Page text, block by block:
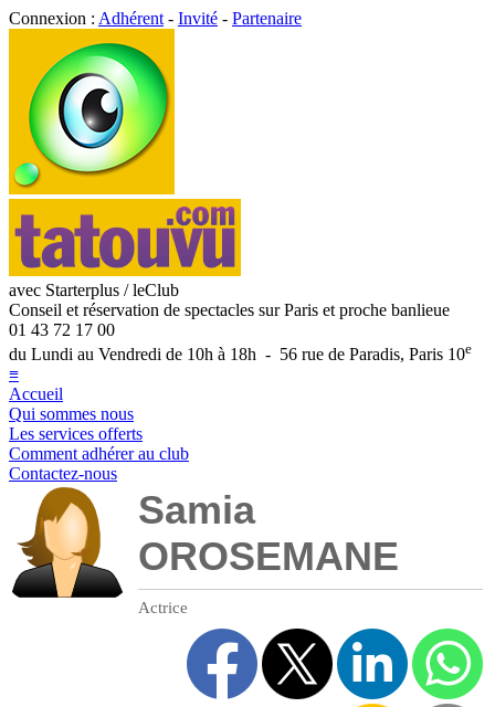
Connexion : Adhérent - Invité - Partenaire
avec Starterplus / leClub
Conseil et réservation de spectacles sur Paris et proche banlieue
01 43 72 17 00
du Lundi au Vendredi de 10h à 18h - 56 rue de Paradis, Paris 10e
≡
Accueil
Qui sommes nous
Les services offerts
Comment adhérer au club
Contactez-nous
Samia
OROSEMANE
Actrice